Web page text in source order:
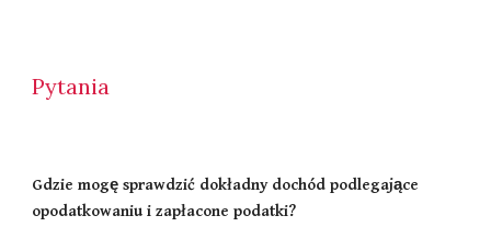
Pytania
Gdzie mogę sprawdzić dokładny dochód podlegające
opodatkowaniu i zapłacone podatki?